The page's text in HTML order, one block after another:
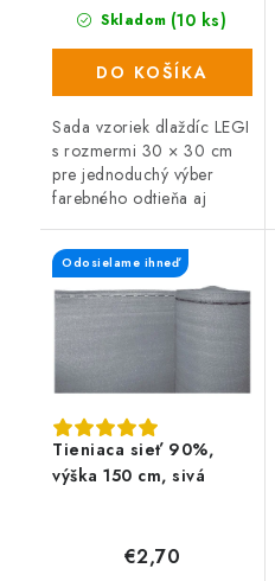
Skladom (10 ks)
DO KOŠÍKA
Sada vzoriek dlaždíc LEGI
s rozmermi 30 × 30 cm
pre jednoduchý výber
farebného odtieňa aj
položiť dvoma spôsobmi,
vďaka čomu si lepšie
predstavíte výsledný...
Tieniaca sieť 90%,
výška 150 cm, sivá
Odosielame ihneď
€2,70